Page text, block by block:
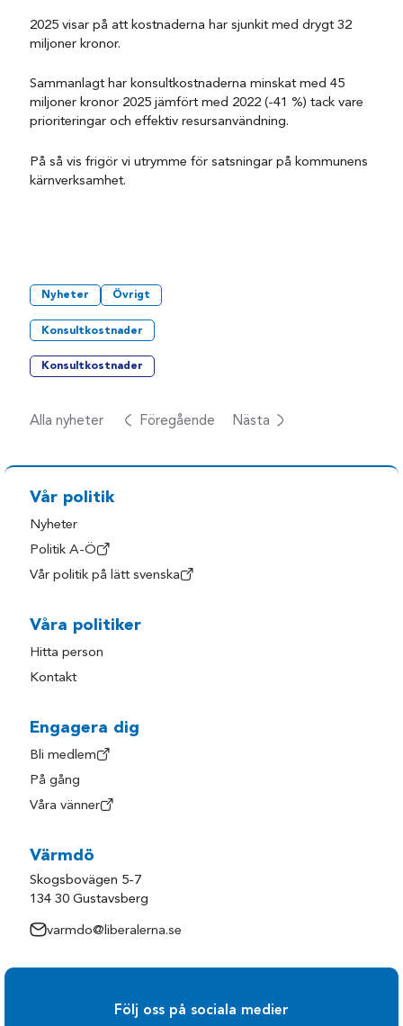
2025 visar på att kostnaderna har sjunkit med drygt 32
miljoner kronor.
Sammanlagt har konsultkostnaderna minskat med 45
miljoner kronor 2025 jämfört med 2022 (-41 %) tack vare
prioriteringar och effektiv resursanvändning.
På så vis frigör vi utrymme för satsningar på kommunens
kärnverksamhet.
Nyheter Övrigt
Konsultkostnader
Konsultkostnader
Alla nyheter Föregående Nästa
Vår politik
Nyheter
Politik A-Ö
Vår politik på lätt svenska
Våra politiker
Hitta person
Kontakt
Engagera dig
Bli medlem
På gång
Våra vänner
Värmdö
Skogsbovägen 5-7
134 30 Gustavsberg
varmdo@liberalerna.se
Följ oss på sociala medier